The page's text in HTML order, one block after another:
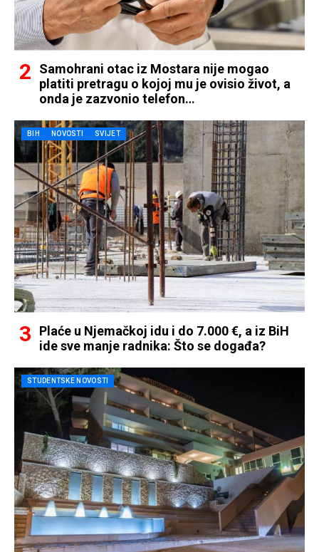
Samohrani otac iz Mostara nije mogao
platiti pretragu o kojoj mu je ovisio život, a
onda je zazvonio telefon…
BIH NOVOSTI SVIJET
Plaće u Njemačkoj idu i do 7.000 €, a iz BiH
ide sve manje radnika: Što se događa?
STUDENTSKE NOVOSTI